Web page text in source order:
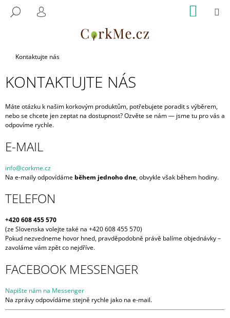
HLEDAT
PŘIHLÁŠENÍ KOŠÍK
Domů
Kontaktujte nás
KONTAKTUJTE NÁS
Máte otázku k našim korkovým produktům, potřebujete poradit s výběrem,
nebo se chcete jen zeptat na dostupnost? Ozvěte se nám — jsme tu pro vás a
odpovíme rychle.
E-MAIL
info@corkme.cz
Na e-maily odpovídáme během jednoho dne, obvykle však během hodiny.
TELEFON
+420 608 455 570
(ze Slovenska volejte také na +420 608 455 570)
Pokud nezvedneme hovor hned, pravděpodobně právě balíme objednávky –
zavoláme vám zpět co nejdříve.
FACEBOOK MESSENGER
Napište nám na Messenger
Na zprávy odpovídáme stejně rychle jako na e-mail.
C
P
T
Ř
B
U
J
T
E
N
A
Í
?